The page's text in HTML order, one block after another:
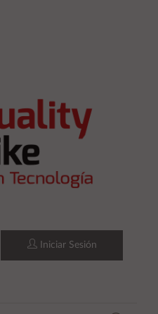
Iniciar Sesión